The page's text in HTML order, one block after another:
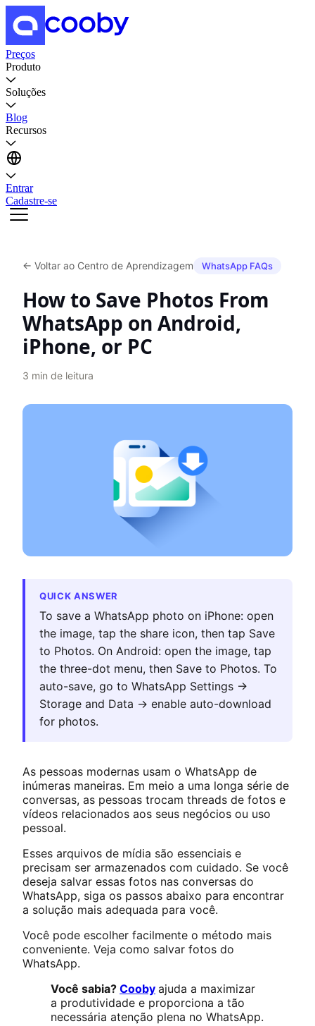
Preços
Produto
Soluções
Blog
Recursos
Entrar
Cadastre-se
← Voltar ao Centro de Aprendizagem WhatsApp FAQs
How to Save Photos From
WhatsApp on Android,
iPhone, or PC
3 min de leitura
QUICK ANSWER
To save a WhatsApp photo on iPhone: open
the image, tap the share icon, then tap Save
to Photos. On Android: open the image, tap
the three-dot menu, then Save to Photos. To
auto-save, go to WhatsApp Settings →
Storage and Data → enable auto-download
for photos.
As pessoas modernas usam o WhatsApp de
inúmeras maneiras. Em meio a uma longa série de
conversas, as pessoas trocam threads de fotos e
vídeos relacionados aos seus negócios ou uso
pessoal.
Esses arquivos de mídia são essenciais e
precisam ser armazenados com cuidado. Se você
deseja salvar essas fotos nas conversas do
WhatsApp, siga os passos abaixo para encontrar
a solução mais adequada para você.
Você pode escolher facilmente o método mais
conveniente. Veja como salvar fotos do
WhatsApp.
Você sabia? Cooby ajuda a maximizar
a produtividade e proporciona a tão
necessária atenção plena no WhatsApp.